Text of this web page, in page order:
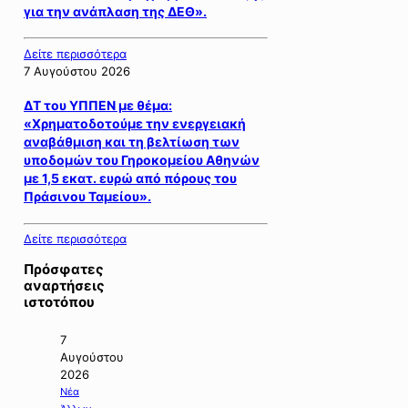
για την ανάπλαση της ΔΕΘ».
Δείτε περισσότερα
7 Αυγούστου 2026
ΔΤ του ΥΠΠΕΝ με θέμα:
«Χρηματοδοτούμε την ενεργειακή
αναβάθμιση και τη βελτίωση των
υποδομών του Γηροκομείου Αθηνών
με 1,5 εκατ. ευρώ από πόρους του
Πράσινου Ταμείου».
Δείτε περισσότερα
Πρόσφατες
αναρτήσεις
ιστοτόπου
7
Αυγούστου
2026
Νέα